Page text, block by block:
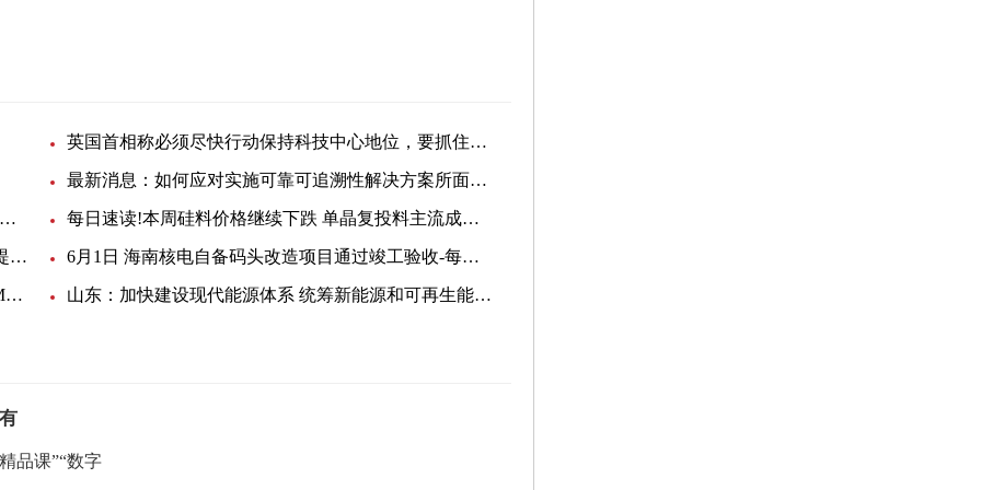
英国首相称必须尽快行动保持科技中心地位，要抓住人工智能机遇 焦点滚动
最新消息：如何应对实施可靠可追溯性解决方案所面临的挑战
中铁大桥局沈白高铁吉林段7标项目部电缆等采购询价_当前观点 每日速读!本周硅料价格继续下跌 单晶复投料主流成交价格为97元/KG
打造多个“沪浙毗邻”供电服务联盟 为沪浙两地用户提供优质便捷的用电服务体验 环球观察 6月1日 海南核电自备码头改造项目通过竣工验收-每日观点
2030年全球累计漂浮式海上风电装机亚洲将以9961MW展现出巨大市场潜力 山东：加快建设现代能源体系 统筹新能源和可再生能源、煤电、外电
品课”“数字